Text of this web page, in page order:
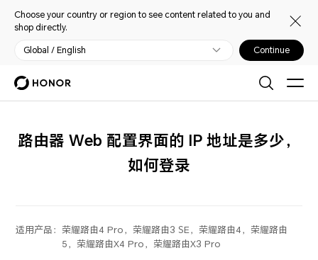
Choose your country or region to see content related to you and
shop directly.
Global / English Continue
路由器 Web 配置界面的 IP 地址是多少，
如何登录
适用产品： 荣耀路由4 Pro，荣耀路由3 SE，荣耀路由4，荣耀路由
5，荣耀路由X4 Pro，荣耀路由X3 Pro